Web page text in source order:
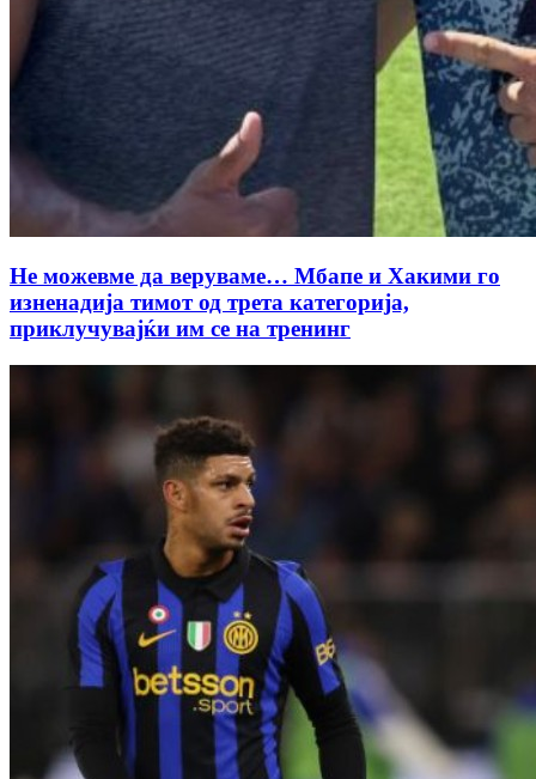
Не можевме да веруваме… Мбапе и Хакими го
изненадија тимот од трета категорија,
приклучувајќи им се на тренинг